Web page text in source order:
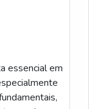
para chaves
para encaixe
acessórios.
seguro
energizada.
essencial em